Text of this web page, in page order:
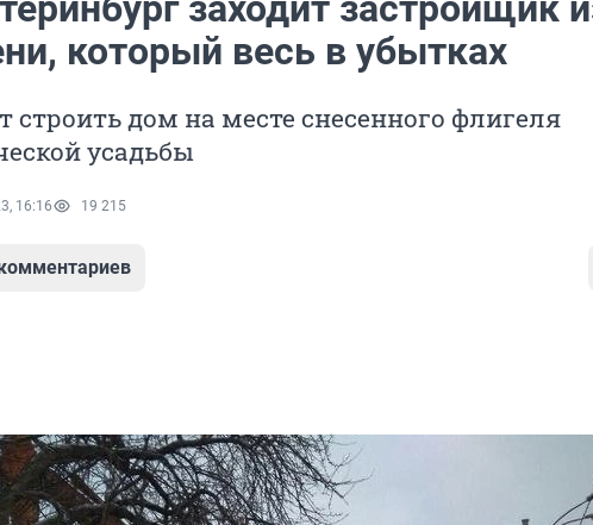
который весь в убытках
строить дом на месте снесенного флигеля
усадьбы
16:16 19 215